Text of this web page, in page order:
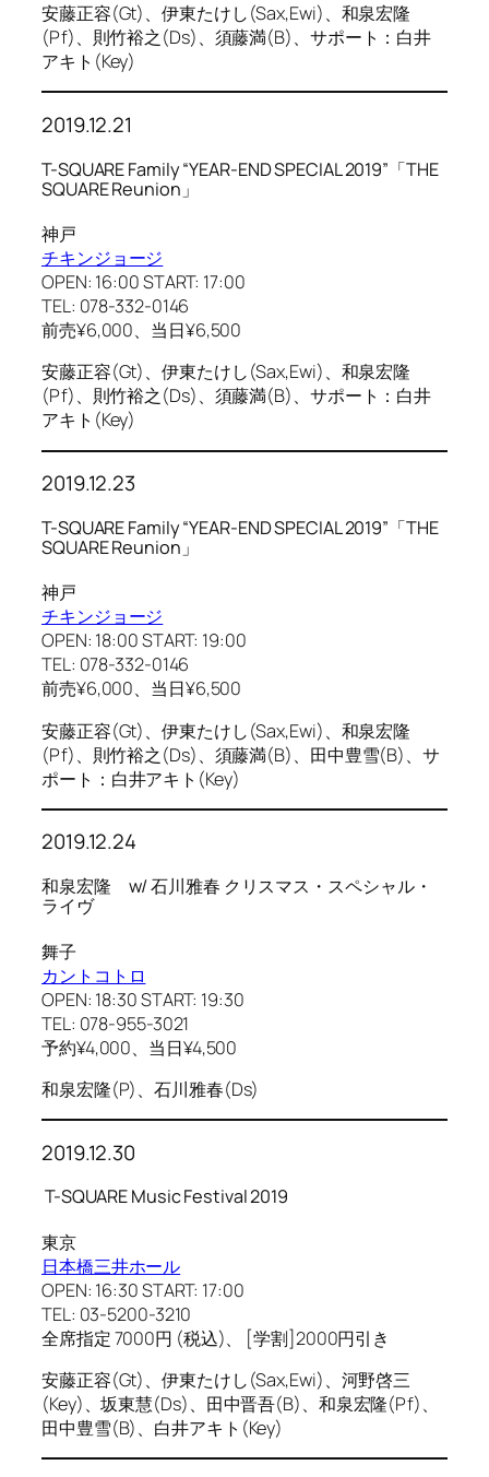
安藤正容(Gt)、伊東たけし(Sax,Ewi)、和泉宏隆
(Pf)、則竹裕之(Ds)、須藤満(B)、サポート：白井
アキト(Key)
2019.12.21
T-SQUARE Family “YEAR-END SPECIAL 2019”「THE
SQUARE Reunion」
神戸
チキンジョージ
OPEN: 16:00 START: 17:00
TEL: 078-332-0146
前売¥6,000、当日¥6,500
安藤正容(Gt)、伊東たけし(Sax,Ewi)、和泉宏隆
(Pf)、則竹裕之(Ds)、須藤満(B)、サポート：白井
アキト(Key)
2019.12.23
T-SQUARE Family “YEAR-END SPECIAL 2019”「THE
SQUARE Reunion」
神戸
チキンジョージ
OPEN: 18:00 START: 19:00
TEL: 078-332-0146
前売¥6,000、当日¥6,500
安藤正容(Gt)、伊東たけし(Sax,Ewi)、和泉宏隆
(Pf)、則竹裕之(Ds)、須藤満(B)、田中豊雪(B)、サ
ポート：白井アキト(Key)
2019.12.24
和泉宏隆 w/ 石川雅春 クリスマス・スペシャル・
ライヴ
舞子
カントコトロ
OPEN: 18:30 START: 19:30
TEL: 078-955-3021
予約¥4,000、当日¥4,500
和泉宏隆(P)、石川雅春(Ds)
2019.12.30
T-SQUARE Music Festival 2019
東京
日本橋三井ホール
OPEN: 16:30 START: 17:00
TEL: 03-5200-3210
全席指定 7000円 (税込)、 [学割]2000円引き
安藤正容(Gt)、伊東たけし(Sax,Ewi)、河野啓三
(Key)、坂東慧(Ds)、田中晋吾(B)、和泉宏隆(Pf)、
田中豊雪(B)、白井アキト(Key)